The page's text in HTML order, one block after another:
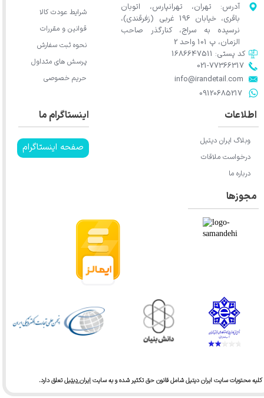
محتویات سایت ایران دیتیل شامل قانون حق تکثیر شده و به سایتایران دیتیلتعلق دارد.​​​​​​​
آدرس: تهران، تهرانپارس، اتوبان
باقری، خیابان 196 غربی (زفرقندی)،
نرسیده به سراج، کنارگذر صاحب
الزمان، پ 101 واحد 2
​​​​​​​info@irandetail.com
021-77366317​​​​​​​​​​​​​​​​​​​​​
​​​​​​​09120685217​​​​​​​
کد پستی: 1686647511
اینستاگرام ما
صفحه اینستاگرام
اطلاعات
وبلاگ ایران دیتیل
درخواست ملاقات
درباره ما
شرایط عودت کالا
قوانین و مقررات
نحوه ثبت سفارش
پرسش های متداول
حریم خصوصی
مجوزها